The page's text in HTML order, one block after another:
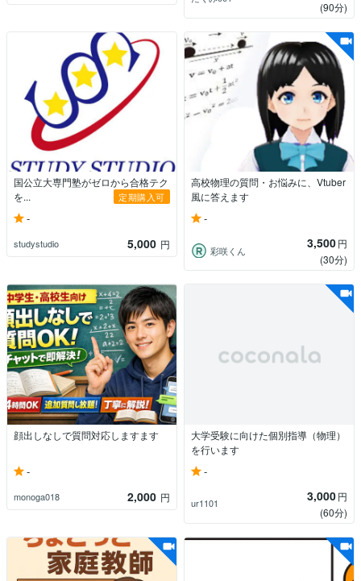
(90分)
国公立大専門塾がゼロから合格テク
を...
定期購入可
-
studystudio 5,000 円
高校物理の質問・お悩みに、Vtuber
風に答えます
-
彩咲くん 3,500円
(30分)
顔出しなしで質問対応しますます
-
monoga018 2,000 円
大学受験に向けた個別指導（物理）
を行います
-
ur1101 3,000円
(60分)